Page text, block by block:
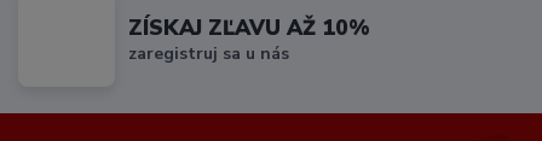
ZÍSKAJ ZĽAVU AŽ 10%
zaregistruj sa u nás